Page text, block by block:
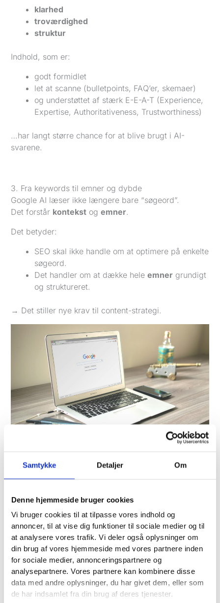
Samtykke Detaljer Om
Denne hjemmeside bruger cookies
Vi bruger cookies til at tilpasse vores indhold og
annoncer, til at vise dig funktioner til sociale medier og til
at analysere vores trafik. Vi deler også oplysninger om
din brug af vores hjemmeside med vores partnere inden
for sociale medier, annonceringspartnere og
analysepartnere. Vores partnere kan kombinere disse
data med andre oplysninger, du har givet dem, eller som
de har indsamlet fra din brug af deres tjenester.
klarhed
troværdighed
struktur
Indhold, som er:
godt formidlet
let at scanne (bulletpoints, FAQ’er, skemaer)
og understøttet af stærk E-E-A-T (Experience,
Expertise, Authoritativeness, Trustworthiness)
…har langt større chance for at blive brugt i AI-
svarene.
3. Fra keywords til emner og dybde
Google AI læser ikke længere bare “søgeord”.
Det forstår kontekst ogemner.
Det betyder:
SEO skal ikke handle om at optimere på enkelte
søgeord.
Det handler om at dække heleemner grundigt
og struktureret.
→ Det stiller nye krav til content-strategi.
På den positive side:
Selvom færre klikker, kan det være ekstremt
værdifuldt for dit brand at blive nævnt som kilde i AI
Overview.
Det kræver dog:
at dit indhold er troværdigt
at du har opbygget en stærk brandidentitet